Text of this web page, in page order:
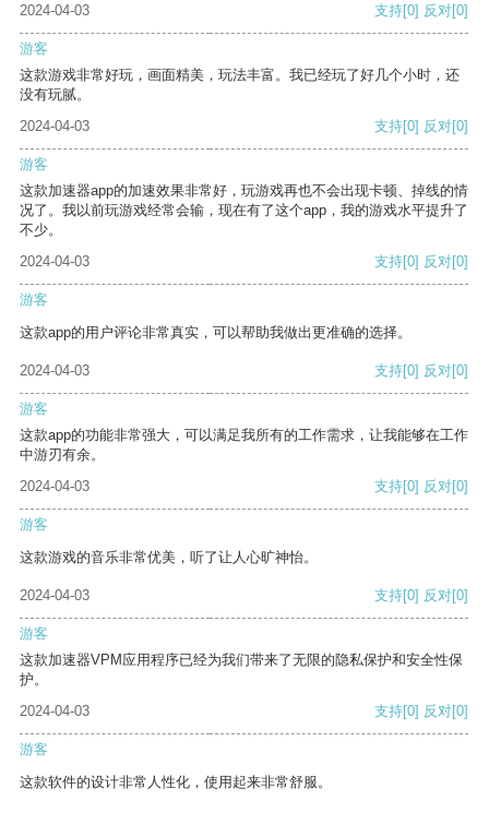
2024-04-03 支持[0] 反对[0]
游客
这款游戏非常好玩，画面精美，玩法丰富。我已经玩了好几个小时，还
没有玩腻。
2024-04-03
支持[0] 反对[0]
游客
这款加速器app的加速效果非常好，玩游戏再也不会出现卡顿、掉线的情
况了。我以前玩游戏经常会输，现在有了这个app，我的游戏水平提升了
不少。
2024-04-03
支持[0] 反对[0]
游客
这款app的用户评论非常真实，可以帮助我做出更准确的选择。
2024-04-03 支持[0] 反对[0]
游客
这款app的功能非常强大，可以满足我所有的工作需求，让我能够在工作
中游刃有余。
2024-04-03
支持[0] 反对[0]
游客
这款游戏的音乐非常优美，听了让人心旷神怡。
2024-04-03 支持[0] 反对[0]
游客
这款加速器VPM应用程序已经为我们带来了无限的隐私保护和安全性保
护。
2024-04-03
支持[0] 反对[0]
游客
这款软件的设计非常人性化，使用起来非常舒服。